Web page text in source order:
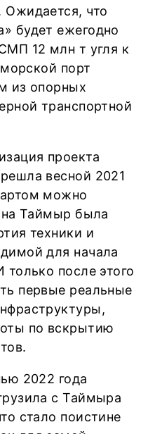
Ожидается, что
будет ежегодно
12 млн т угля к
порт
из опорных
транспортной
проекта
весной 2021
можно
на Таймыр была
техники и
для начала
только после этого
первые реальные
по вскрытию
2022 года
с Таймыра
стало поистине